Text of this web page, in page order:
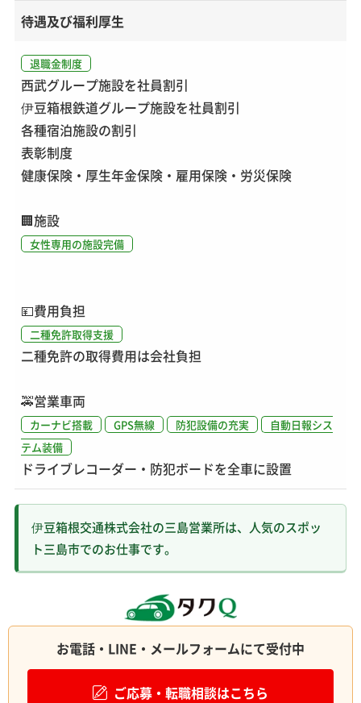
待遇及び福利厚生
退職金制度
西武グループ施設を社員割引
伊豆箱根鉄道グループ施設を社員割引
各種宿泊施設の割引
表彰制度
健康保険・厚生年金保険・雇用保険・労災保険
🏢施設
女性専用の施設完備
💴費用負担
二種免許取得支援
二種免許の取得費用は会社負担
🚕営業車両
カーナビ搭載 GPS無線 防犯設備の充実
自動日報シス
テム装備
ドライブレコーダー・防犯ボードを全車に設置
伊豆箱根交通株式会社の三島営業所は、人気のスポッ
ト三島市でのお仕事です。
お電話・LINE・メールフォームにて受付中
ご応募・転職相談はこちら